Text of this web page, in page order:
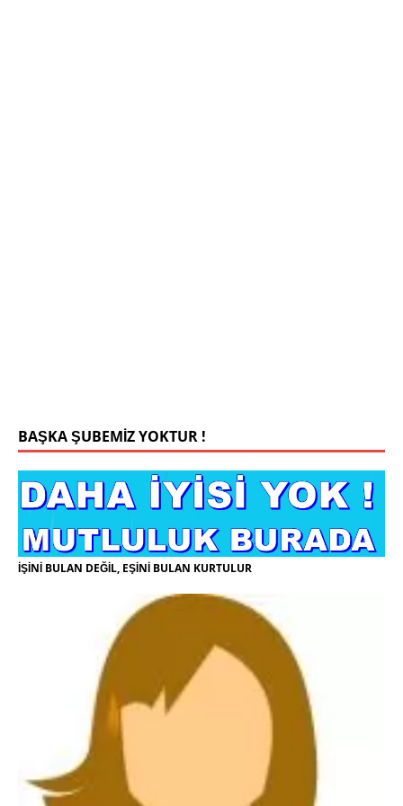
BAŞKA ŞUBEMİZ YOKTUR !
İŞİNİ BULAN DEĞİL, EŞİNİ BULAN KURTULUR